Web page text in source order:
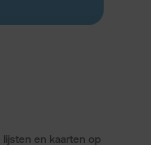
en kaarten op